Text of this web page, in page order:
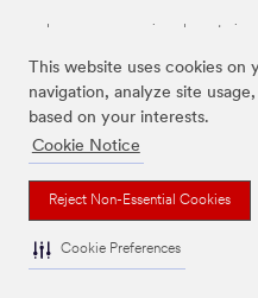
This website uses cookies
navigation, analyze site
based on your interests.
Cookie Notice
Reject Non-Essential Cookies
Cookie Preferences
Las marcas mencionadas